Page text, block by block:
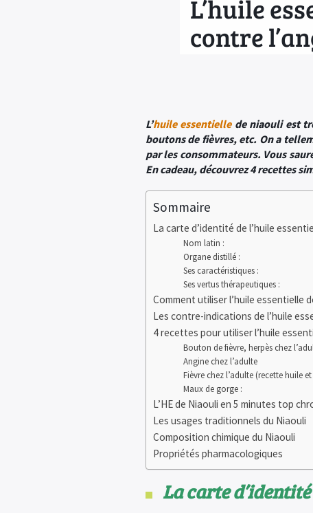
L’huile
contre
L’huile essentiellede niaouli est
boutons de fièvres, etc. On a
par les consommateurs. Vous
En cadeau, découvrez 4 recettes
Sommaire
La carte d’identité de l’huile
Nom latin :
Organe distillé :
Ses caractéristiques :
Ses vertus thérapeutiques :
Comment utiliser l’huile essentielle
Les contre-indications de l’huile
4 recettes pour utiliser l’huile
Bouton de fièvre, herpès chez
Angine chez l’adulte
Fièvre chez l’adulte (recette huile et
Maux de gorge :
L’HE de Niaouli en 5 minutes top
Les usages traditionnels du Niaouli
Composition chimique du Niaouli
Propriétés pharmacologiques
La carte